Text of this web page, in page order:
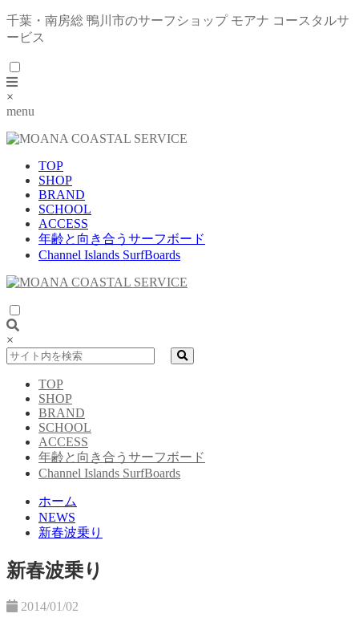
千葉・南房総 鴨川市のサーフショップ モアナ コースタルサ
ービス
×
menu
TOP
SHOP
BRAND
SCHOOL
ACCESS
年齢と向き合うサーフボード
Channel Islands SurfBoards
×
TOP
SHOP
BRAND
SCHOOL
ACCESS
年齢と向き合うサーフボード
Channel Islands SurfBoards
ホーム
NEWS
新春波乗り
新春波乗り
2014/01/02